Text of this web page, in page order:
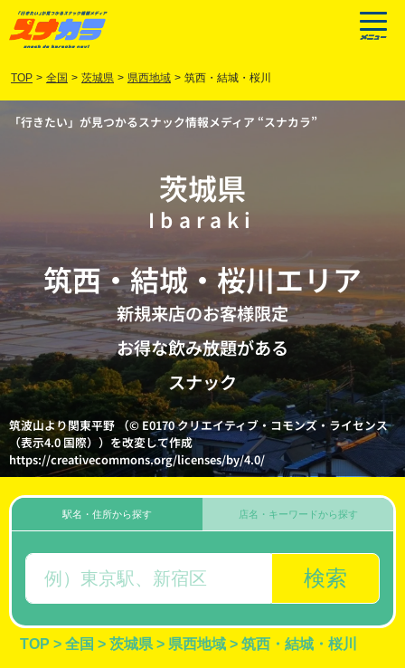
TOP > 全国 > 茨城県 > 県西地域 > 筑西・結城・桜川
「行きたい」が見つかるスナック情報メディア “スナカラ”
茨城県
Ibaraki
筑西・結城・桜川エリア
新規来店のお客様限定
お得な飲み放題がある
スナック
筑波山より関東平野 （© E0170 クリエイティブ・コモンズ・ライセンス
（表示4.0 国際））を改変して作成
https://creativecommons.org/licenses/by/4.0/
駅名・住所から探す
検索
店名・キーワードから探す
TOP > 全国 > 茨城県 > 県西地域 > 筑西・結城・桜川